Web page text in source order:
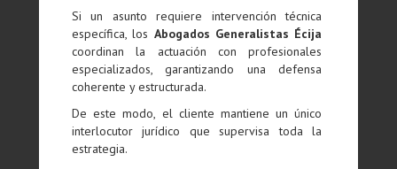
Si un asunto requiere intervención técnica
específica, los Abogados Generalistas Écija
coordinan la actuación con profesionales
especializados, garantizando una defensa
coherente y estructurada.
De este modo, el cliente mantiene un único
interlocutor jurídico que supervisa toda la
estrategia.